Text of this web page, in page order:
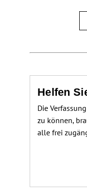
Helfen
Die
zu können,
alle frei